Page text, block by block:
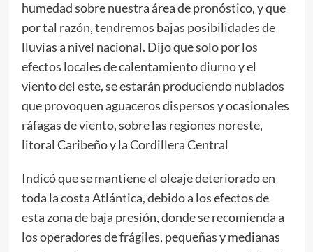
humedad sobre nuestra área de pronóstico, y que
por tal razón, tendremos bajas posibilidades de
lluvias a nivel nacional. Dijo que solo por los
efectos locales de calentamiento diurno y el
viento del este, se estarán produciendo nublados
que provoquen aguaceros dispersos y ocasionales
ráfagas de viento, sobre las regiones noreste,
litoral Caribeño y la Cordillera Central
Indicó que se mantiene el oleaje deteriorado en
toda la costa Atlántica, debido a los efectos de
esta zona de baja presión, donde se recomienda a
los operadores de frágiles, pequeñas y medianas